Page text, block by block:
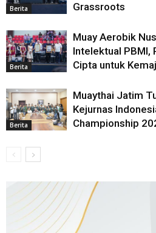
Berita Grassroots
Berita
Muay Aerobik
Intelektual PBMI,
Cipta untuk
Berita
Muaythai Jatim
Kejurnas
Championship